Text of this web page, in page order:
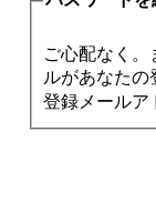
ご心配なく
ルがあなたの
登録メールア